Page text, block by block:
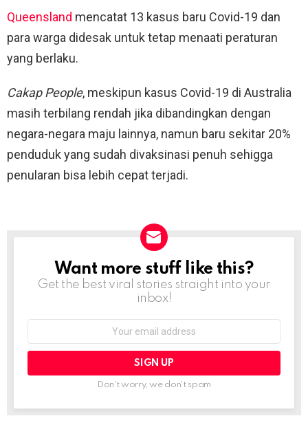
Queensland mencatat 13 kasus baru Covid-19 dan
para warga didesak untuk tetap menaati peraturan
yang berlaku.
Cakap People, meskipun kasus Covid-19 di Australia
masih terbilang rendah jika dibandingkan dengan
negara-negara maju lainnya, namun baru sekitar 20%
penduduk yang sudah divaksinasi penuh sehigga
penularan bisa lebih cepat terjadi.
NEWSLETTER
Want more stuff like this?
Get the best viral stories straight into your
inbox!
Don't worry, we don't spam